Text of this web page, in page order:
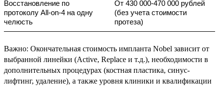
Восстановление по
протоколу All-on-4 на одну
челюсть
От 430 000-470 000 рублей
(без учета стоимости
протеза)
Важно: Окончательная стоимость импланта Nobel зависит от
выбранной линейки (Active, Replace и т.д.), необходимости в
дополнительных процедурах (костная пластика, синус-
лифтинг, удаление), а также уровня клиники и квалификации